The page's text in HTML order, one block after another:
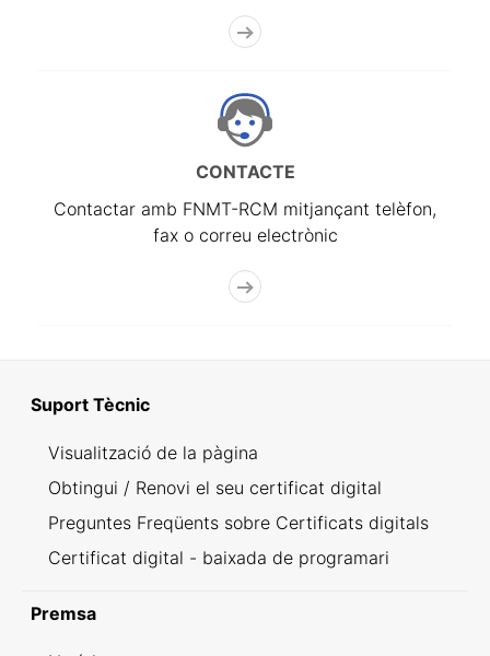
CONTACTE
Contactar amb FNMT-RCM mitjançant telèfon,
fax o correu electrònic
Suport Tècnic
Visualització de la pàgina
Obtingui / Renovi el seu certificat digital
Preguntes Freqüents sobre Certificats digitals
Certificat digital - baixada de programari
Premsa